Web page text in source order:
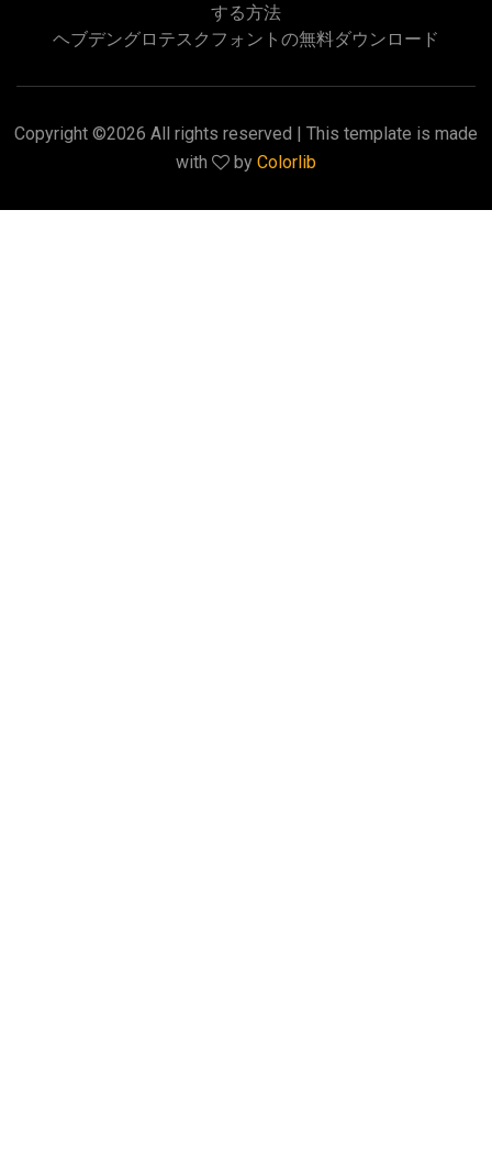
する方法
ヘブデングロテスクフォントの無料ダウンロード
Copyright ©2026 All rights reserved | This template is made
with
by Colorlib